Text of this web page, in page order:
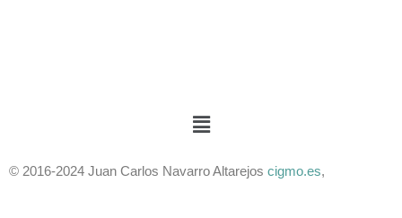
© 2016-2024 Juan Carlos Navarro Altarejos cigmo.es,